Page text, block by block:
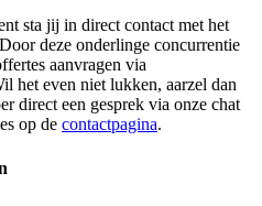
sta jij in direct contact met het
deze onderlinge concurrentie
aanvragen via
het even niet lukken, aarzel dan
direct een gesprek via onze chat
op de contactpagina.